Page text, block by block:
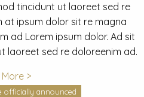
tincidunt ut laoreet sed re
at ipsum dolor sit re magna
ad Lorem ipsum dolor. Ad sit
laoreet sed re doloreenim ad.
More >
officially announced